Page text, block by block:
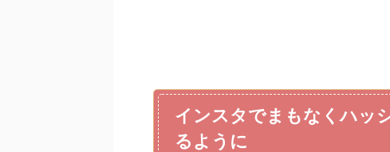
インスタでまもなくハッ
るように